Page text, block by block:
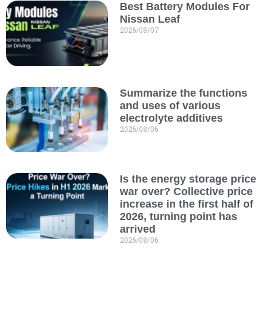
Best Battery Modules For
Nissan Leaf
2026/08/07
Summarize the functions
and uses of various
electrolyte additives
2026/08/06
Is the energy storage price
war over? Collective price
increase in the first half of
2026, turning point has
arrived
2026/08/06